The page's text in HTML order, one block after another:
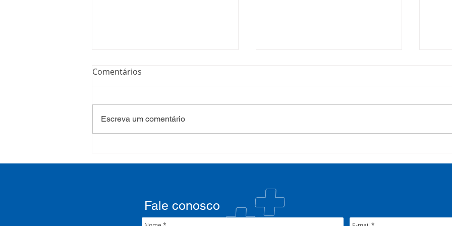
formação sobre saúde
crise climática
SETEC, realiza Assembleia e
CIB/RS
Comentários
Escreva um comentário
Fale conosco